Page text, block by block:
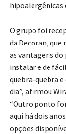
hipoalergênicas
O grupo foi
da Decoran,
as vantagens do
instalar e de
quebra-quebra
dia”, afirmou
“Outro ponto
aqui há dois
opções